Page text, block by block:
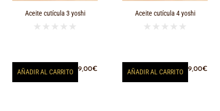
Aceite cutícula 3 yoshi
★ ★ ★ ★ ★
9,00€
AÑADIR AL CARRITO
Aceite cutícula 4 yoshi
★ ★ ★ ★ ★
9,00€
AÑADIR AL CARRITO